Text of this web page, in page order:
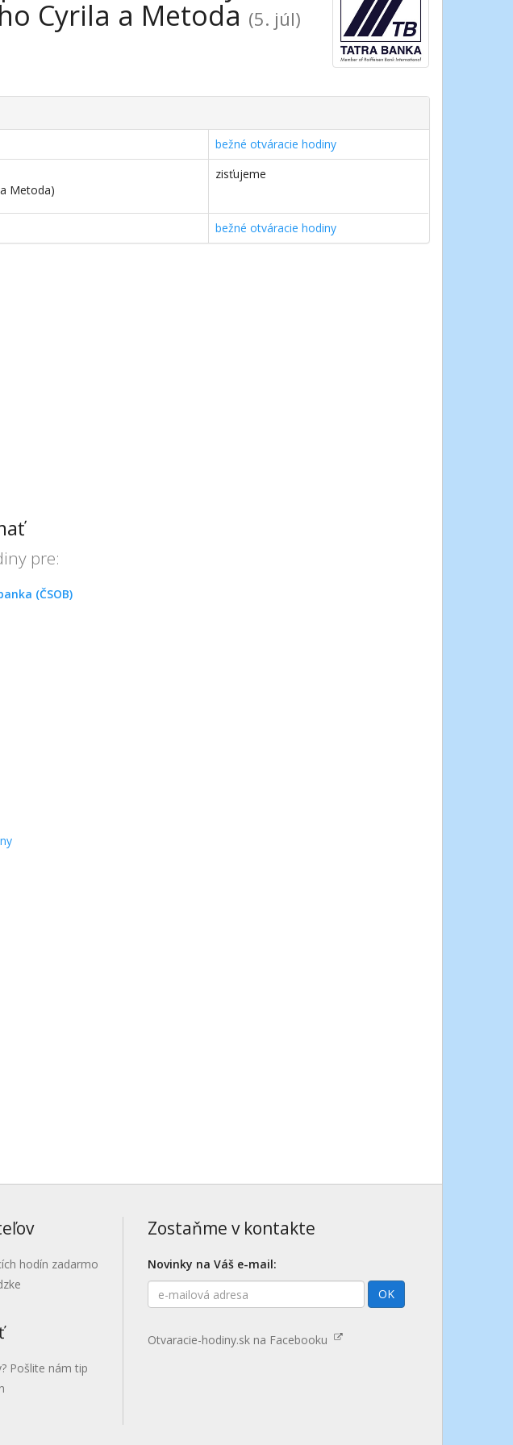
Cyrila a Metoda (5. júl)
bežné otváracie hodiny
Metoda)
zisťujeme
bežné otváracie hodiny
pre:
(ČSOB)
hodín zadarmo
Pošlite nám tip
Zostaňme v kontakte
Novinky na Váš e-mail:
E-
mailová
OK
Otvaracie-hodiny.sk na Facebooku